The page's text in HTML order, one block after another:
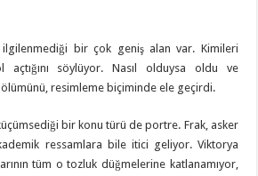
ilgilenmediği bir çok geniş alan var. Kimileri
açtığını söylüyor. Nasıl olduysa oldu ve
resimleme biçiminde ele geçirdi.
bir konu türü de portre. Frak, asker
ressamlara bile itici geliyor. Viktorya
tüm o tozluk düğmelerine katlanamıyor,